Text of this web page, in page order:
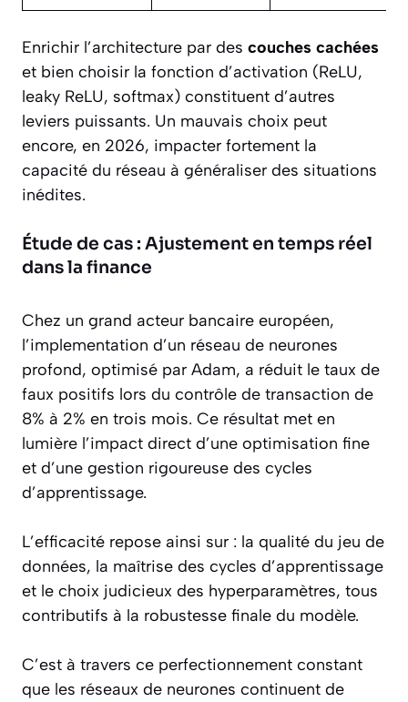
Enrichir l’architecture par des couches cachées
et bien choisir la fonction d’activation (ReLU,
leaky ReLU, softmax) constituent d’autres
leviers puissants. Un mauvais choix peut
encore, en 2026, impacter fortement la
capacité du réseau à généraliser des situations
inédites.
Étude de cas : Ajustement en temps réel
dans la finance
Chez un grand acteur bancaire européen,
l’implementation d’un réseau de neurones
profond, optimisé par Adam, a réduit le taux de
faux positifs lors du contrôle de transaction de
8% à 2% en trois mois. Ce résultat met en
lumière l’impact direct d’une optimisation fine
et d’une gestion rigoureuse des cycles
d’apprentissage.
L’efficacité repose ainsi sur : la qualité du jeu de
données, la maîtrise des cycles d’apprentissage
et le choix judicieux des hyperparamètres, tous
contributifs à la robustesse finale du modèle.
C’est à travers ce perfectionnement constant
que les réseaux de neurones continuent de